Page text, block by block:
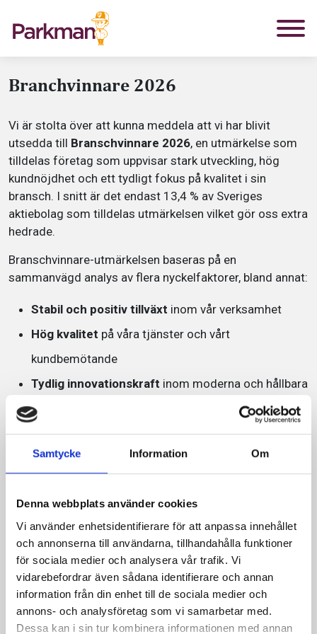
Samtycke Information Om
Denna webbplats använder cookies
Vi använder enhetsidentifierare för att anpassa innehållet
och annonserna till användarna, tillhandahålla funktioner
för sociala medier och analysera vår trafik. Vi
vidarebefordrar även sådana identifierare och annan
information från din enhet till de sociala medier och
annons- och analysföretag som vi samarbetar med.
Dessa kan i sin tur kombinera informationen med annan
Branchvinnare 2026
Vi är stolta över att kunna meddela att vi har blivit
utsedda till Branschvinnare 2026, en utmärkelse som
tilldelas företag som uppvisar stark utveckling, hög
kundnöjdhet och ett tydligt fokus på kvalitet i sin
bransch. I snitt är det endast 13,4 % av Sveriges
aktiebolag som tilldelas utmärkelsen vilket gör oss extra
hedrade.
Branschvinnare-utmärkelsen baseras på en
sammanvägd analys av flera nyckelfaktorer, bland annat:
Stabil och positiv tillväxt inom vår verksamhet
Hög kvalitet på våra tjänster och vårt
kundbemötande
Tydlig innovationskraft inom moderna och hållbara
parkeringslösningar
Gott rykte och stark närvaroi branschen
Att få den här utmärkelsen är ett kvitto på vårt
användarvänliga parkeringslösningar för både
För dig som använder våra tjänster innebär utmärkelsen
att du kan känna dig trygg med att välja en aktör som
ligger i framkant.
Vi kommer att fortsätta utvecklingen i vårt dagliga
arbete framöver genom att: